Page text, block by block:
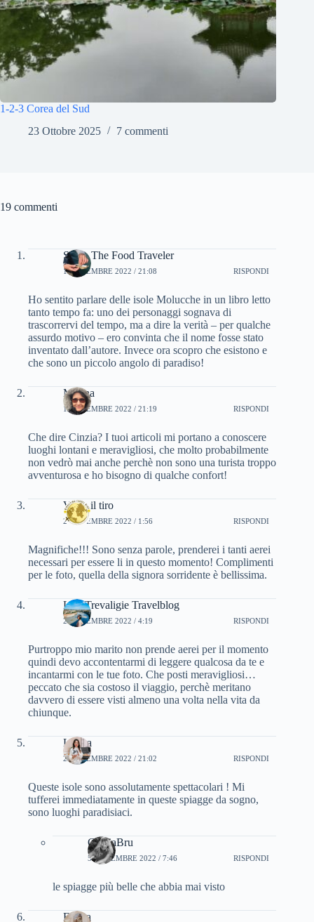
1-2-3 Corea del Sud
23 Ottobre 2025
7 commenti
19 commenti
Silvia The Food Traveler
1 NOVEMBRE 2022 / 21:08 RISPONDI
Ho sentito parlare delle isole Molucche in un libro letto
tanto tempo fa: uno dei personaggi sognava di
trascorrervi del tempo, ma a dire la verità – per qualche
assurdo motivo – ero convinta che il nome fosse stato
inventato dall’autore. Invece ora scopro che esistono e
che sono un piccolo angolo di paradiso!
Marina
1 NOVEMBRE 2022 / 21:19 RISPONDI
Che dire Cinzia? I tuoi articoli mi portano a conoscere
luoghi lontani e meravigliosi, che molto probabilmente
non vedrò mai anche perchè non sono una turista troppo
avventurosa e ho bisogno di qualche confort!
Vi do il tiro
2 NOVEMBRE 2022 / 1:56 RISPONDI
Magnifiche!!! Sono senza parole, prenderei i tanti aerei
necessari per essere li in questo momento! Complimenti
per le foto, quella della signora sorridente è bellissima.
Lisa Trevaligie Travelblog
2 NOVEMBRE 2022 / 4:19 RISPONDI
Purtroppo mio marito non prende aerei per il momento
quindi devo accontentarmi di leggere qualcosa da te e
incantarmi con le tue foto. Che posti meravigliosi…
peccato che sia costoso il viaggio, perchè meritano
davvero di essere visti almeno una volta nella vita da
chiunque.
Libera
2 NOVEMBRE 2022 / 21:02 RISPONDI
Queste isole sono assolutamente spettacolari ! Mi
tufferei immediatamente in queste spiagge da sogno,
sono luoghi paradisiaci.
CinziaBru
5 NOVEMBRE 2022 / 7:46 RISPONDI
le spiagge più belle che abbia mai visto
Eliana